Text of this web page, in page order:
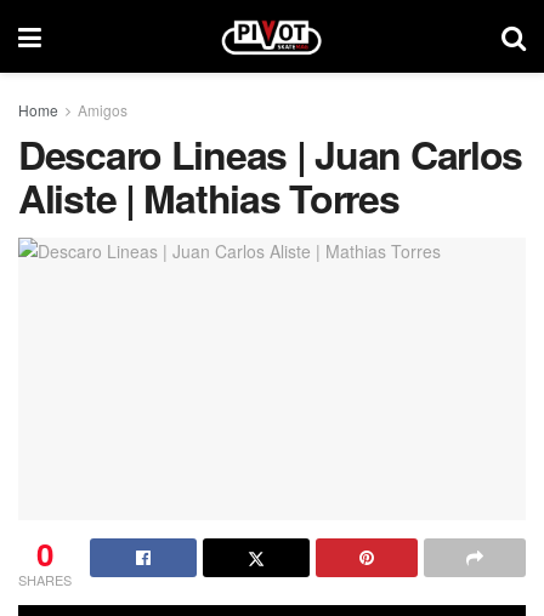
Home Amigos
Descaro Lineas | Juan Carlos
Aliste | Mathias Torres
0
SHARES